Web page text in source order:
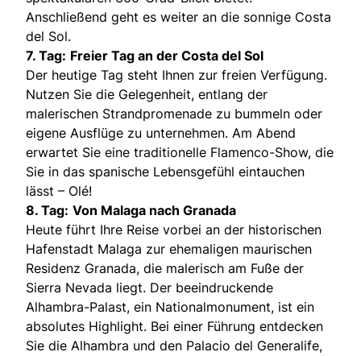
Anschließend geht es weiter an die sonnige Costa
del Sol.
7. Tag: Freier Tag an der Costa del Sol
Der heutige Tag steht Ihnen zur freien Verfügung.
Nutzen Sie die Gelegenheit, entlang der
malerischen Strandpromenade zu bummeln oder
eigene Ausflüge zu unternehmen. Am Abend
erwartet Sie eine traditionelle Flamenco-Show, die
Sie in das spanische Lebensgefühl eintauchen
lässt – Olé!
8. Tag: Von Malaga nach Granada
Heute führt Ihre Reise vorbei an der historischen
Hafenstadt Malaga zur ehemaligen maurischen
Residenz Granada, die malerisch am Fuße der
Sierra Nevada liegt. Der beeindruckende
Alhambra-Palast, ein Nationalmonument, ist ein
absolutes Highlight. Bei einer Führung entdecken
Sie die Alhambra und den Palacio del Generalife,